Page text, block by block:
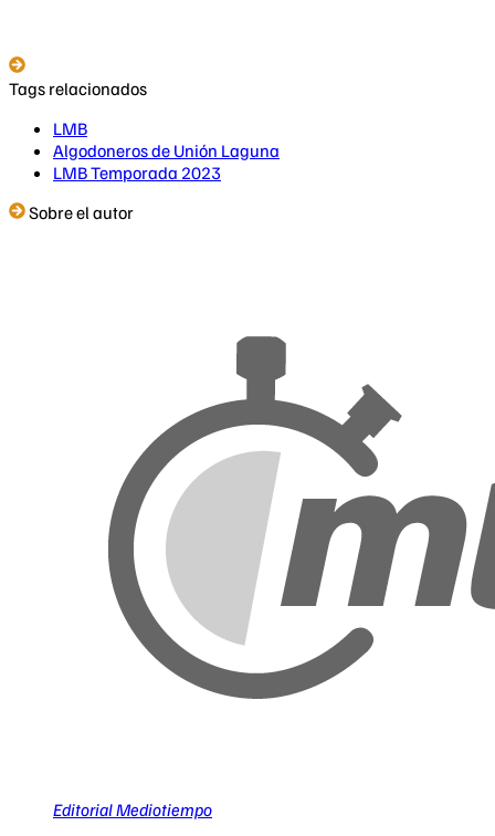
Tags relacionados
LMB
Algodoneros de Unión Laguna
LMB Temporada 2023
Sobre el autor
Editorial Mediotiempo